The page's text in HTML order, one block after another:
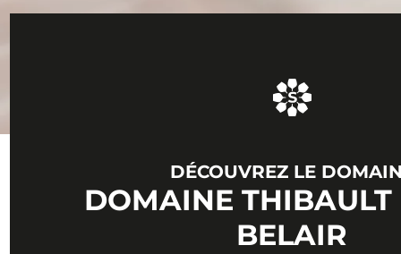
DÉCOUVREZ LE
DOMAINE THIBAULT
BELAIR